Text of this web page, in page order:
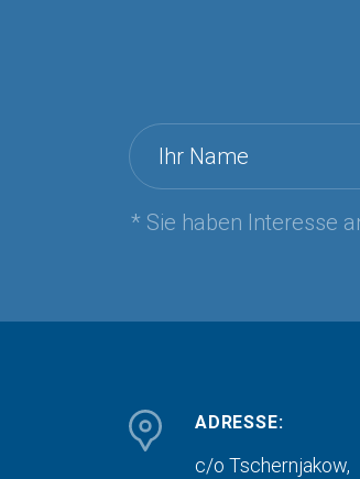
Ihr Name
* Sie haben Interesse
ADRESSE:
c/o Tschernjakow,